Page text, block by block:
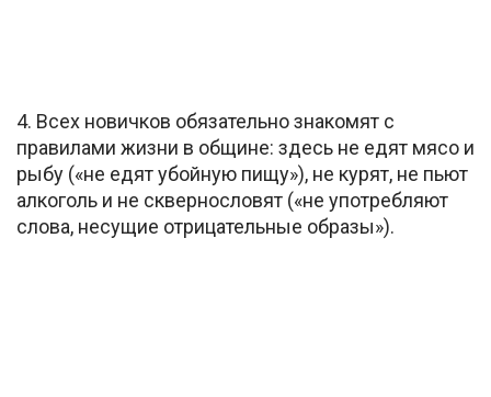
4. Всех новичков обязательно знакомят с
правилами жизни в общине: здесь не едят мясо и
рыбу («не едят убойную пищу»), не курят, не пьют
алкоголь и не сквернословят («не употребляют
слова, несущие отрицательные образы»).